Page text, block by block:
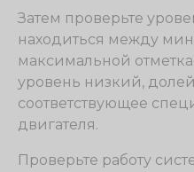
Затем проверьте
находиться между
максимальной
уровень низкий,
соответствующее
двигателя.
Проверьте работу